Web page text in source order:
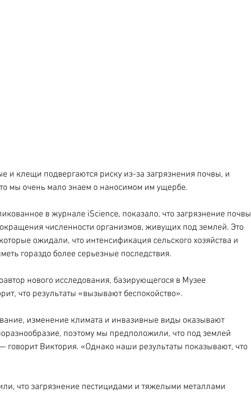
и клещи подвергаются риску из-за загрязнения почвы, и
мы очень мало знаем о наносимом им ущербе.
в журнале iScience, показало, что загрязнение почвы
численности организмов, живущих под землей. Это
ожидали, что интенсификация сельского хозяйства и
гораздо более серьезные последствия.
нового исследования, базирующегося в Музее
что результаты «вызывают беспокойство».
изменение климата и инвазивные виды оказывают
поэтому мы предположили, что под землей
говорит Виктория. «Однако наши результаты показывают, что
что загрязнение пестицидами и тяжелыми металлами